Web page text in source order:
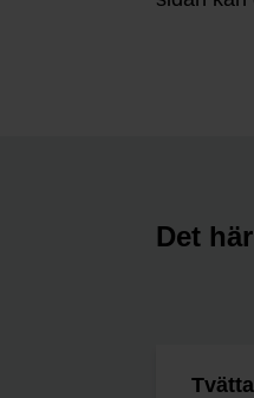
Det